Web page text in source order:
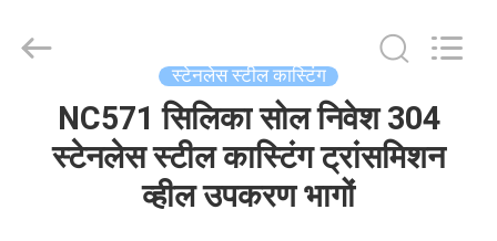
Foundry
CO.,LTD.
स्टेनलेस स्टील कास्टिंग
NC571 सिलिका सोल निवेश 304
स्टेनलेस स्टील कास्टिंग ट्रांसमिशन
व्हील उपकरण भागों